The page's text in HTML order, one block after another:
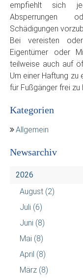
empfiehlt sich
Absperrungen
Schädigungen
Bei vereisten
Eigentümer oder
teilweise auch auf
Um einer Haftung zu
für Fußgänger frei zu
Kategorien
Allgemein
Newsarchiv
2026
August (2)
Juli (6)
Juni (8)
Mai (8)
April (8)
März (8)